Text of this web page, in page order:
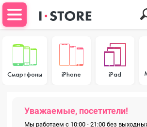
Смартфоны iPhone iPad
Уважаемые, посетители!
Мы работаем с 10:00 - 21:00 без